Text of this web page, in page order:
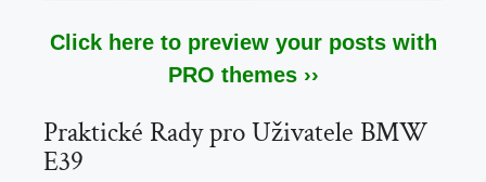
Click here to preview your posts with
PRO themes ››
Praktické Rady pro Uživatele BMW
E39